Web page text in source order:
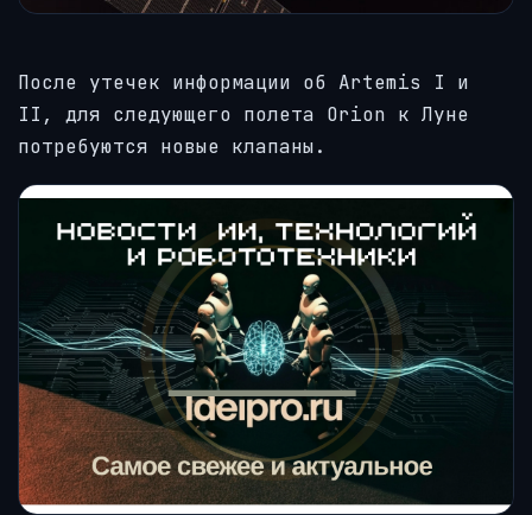
После утечек информации об Artemis I и
II, для следующего полета Orion к Луне
потребуются новые клапаны.